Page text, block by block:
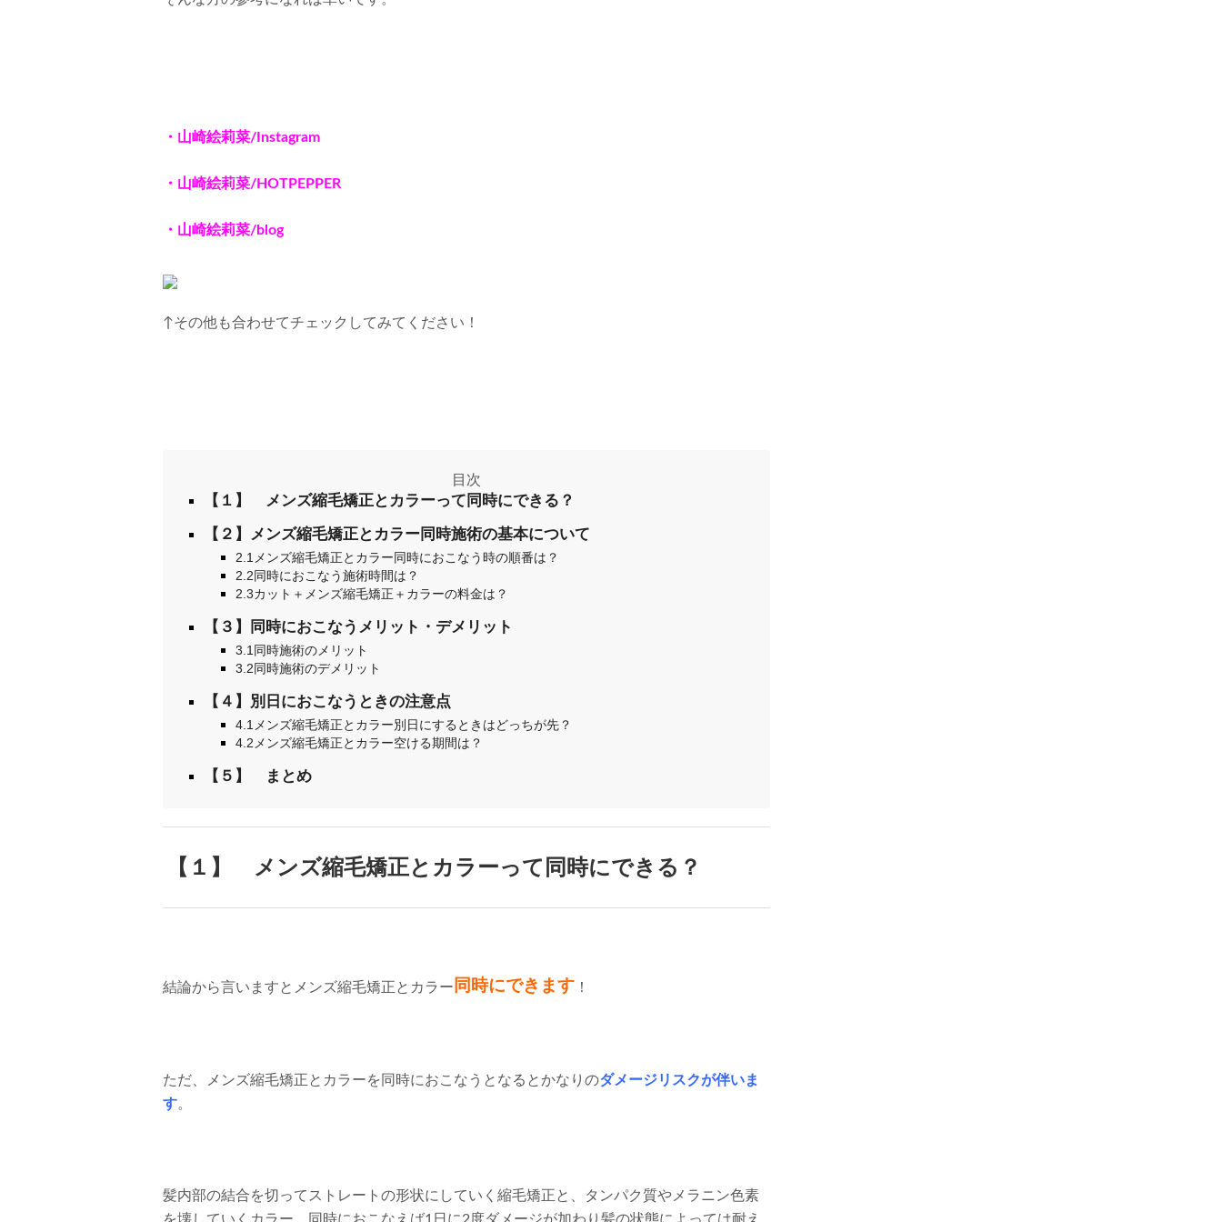
・山崎絵莉菜/Instagram
・山崎絵莉菜/HOTPEPPER
・山崎絵莉菜/blog
↑その他も合わせてチェックしてみてください！
【１】 メンズ縮毛矯正とカラーって同時にできる？
【２】メンズ縮毛矯正とカラー同時施術の基本について
2.1メンズ縮毛矯正とカラー同時におこなう時の順番は？
2.2同時におこなう施術時間は？
2.3カット＋メンズ縮毛矯正＋カラーの料金は？
【３】同時におこなうメリット・デメリット
3.1同時施術のメリット
3.2同時施術のデメリット
【４】別日におこなうときの注意点
4.1メンズ縮毛矯正とカラー別日にするときはどっちが先？
4.2メンズ縮毛矯正とカラー空ける期間は？
【５】 まとめ
【１】 メンズ縮毛矯正とカラーって同時にできる？
結論から言いますとメンズ縮毛矯正とカラー 同時にできます ！
ただ、メンズ縮毛矯正とカラーを同時におこなうとなるとかなりのダメージリスクが伴いま
す。
髪内部の結合を切ってストレートの形状にしていく縮毛矯正と、タンパク質やメラニン色素